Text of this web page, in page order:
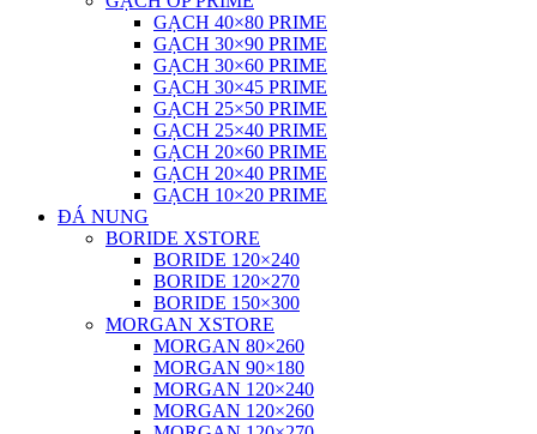
GẠCH 40×80 PRIME
GẠCH 30×90 PRIME
GẠCH 30×60 PRIME
GẠCH 30×45 PRIME
GẠCH 25×50 PRIME
GẠCH 25×40 PRIME
GẠCH 20×60 PRIME
GẠCH 20×40 PRIME
GẠCH 10×20 PRIME
ĐÁ NUNG
BORIDE XSTORE
BORIDE 120×240
BORIDE 120×270
BORIDE 150×300
MORGAN XSTORE
MORGAN 80×260
MORGAN 90×180
MORGAN 120×240
MORGAN 120×260